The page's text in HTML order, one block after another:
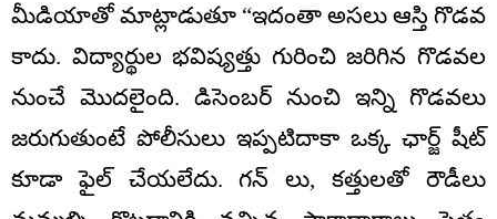
మీడియాతో మాట్లాడుతూ “ఇదంతా అసలు ఆస్తి గొడవ
కాదు. విద్యార్థుల భవిష్యత్తు గురించి జరిగిన గొడవల
నుంచే మొదలైంది. డిసెంబర్ నుంచి ఇన్ని గొడవలు
జరుగుతుంటే పోలీసులు ఇప్పటిదాకా ఒక్క ఛార్జ్ షీట్
కూడా ఫైల్ చేయలేదు. గన్ లు, కత్తులతో రౌడీలు